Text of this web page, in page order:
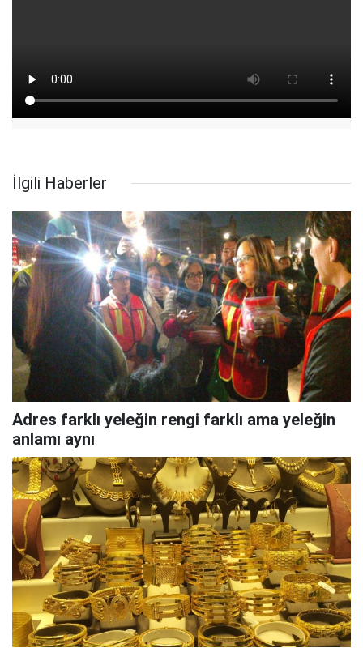
İlgili Haberler
Adres farklı yeleğin rengi farklı ama yeleğin
anlamı aynı